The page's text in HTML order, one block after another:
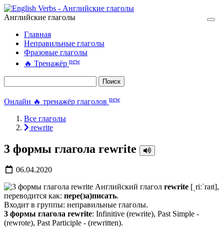
Английские глаголы
Главная
Неправильные глаголы
Фразовые глаголы
🔥 Тренажёр new
Поиск
Онлайн 🔥 тренажёр глаголов new
Все глаголы
rewrite
3 формы глагола rewrite
06.04.2020
Английский глагол rewrite [ˌriːˈraɪt],
переводится как: пере(за)писать.
Входит в группы: неправильные глаголы.
3 формы глагола rewrite: Infinitive (rewrite), Past Simple -
(rewrote), Past Participle - (rewritten).